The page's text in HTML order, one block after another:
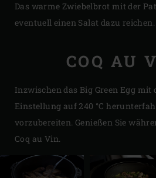
Das warme Zwiebelbrot mit der
eventuell einen Salat dazu reichen.
COQ AU
Inzwischen das Big Green Egg mit
Einstellung auf 240 °C
vorzubereiten. Genießen Sie
Coq au Vin.